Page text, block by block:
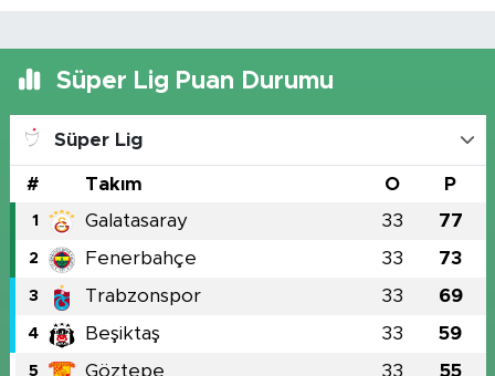
Süper Lig Puan Durumu
Süper Lig
# Takım O P
1 Galatasaray 33 77
2 Fenerbahçe 33 73
3 Trabzonspor 33 69
4 Beşiktaş 33 59
5 Göztepe 33 55